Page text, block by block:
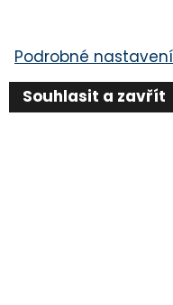
Podrobné nastavení
Souhlasit a zavřít